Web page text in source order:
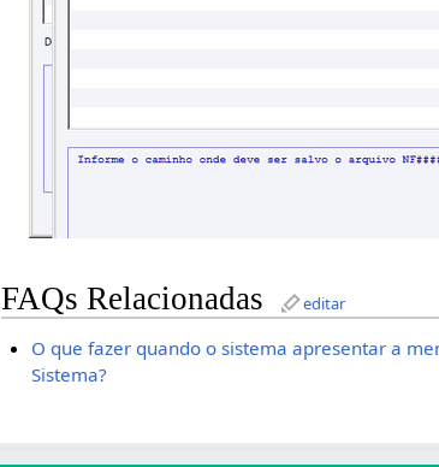
FAQs Relacionadas editar
O que fazer quando o sistema apresentar a
Sistema?